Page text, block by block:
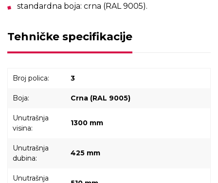
standardna boja: crna (RAL 9005).
Tehničke specifikacije
Broj polica: 3
Boja: Crna (RAL 9005)
Unutrašnja
visina:
1300 mm
Unutrašnja
dubina:
425 mm
Unutrašnja